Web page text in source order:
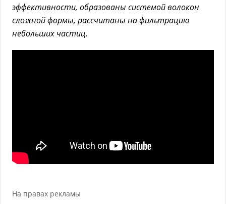
эффективности, образованы системой волокон
сложной формы, рассчитаны на фильтрацию
небольших частиц.
На правах рекламы